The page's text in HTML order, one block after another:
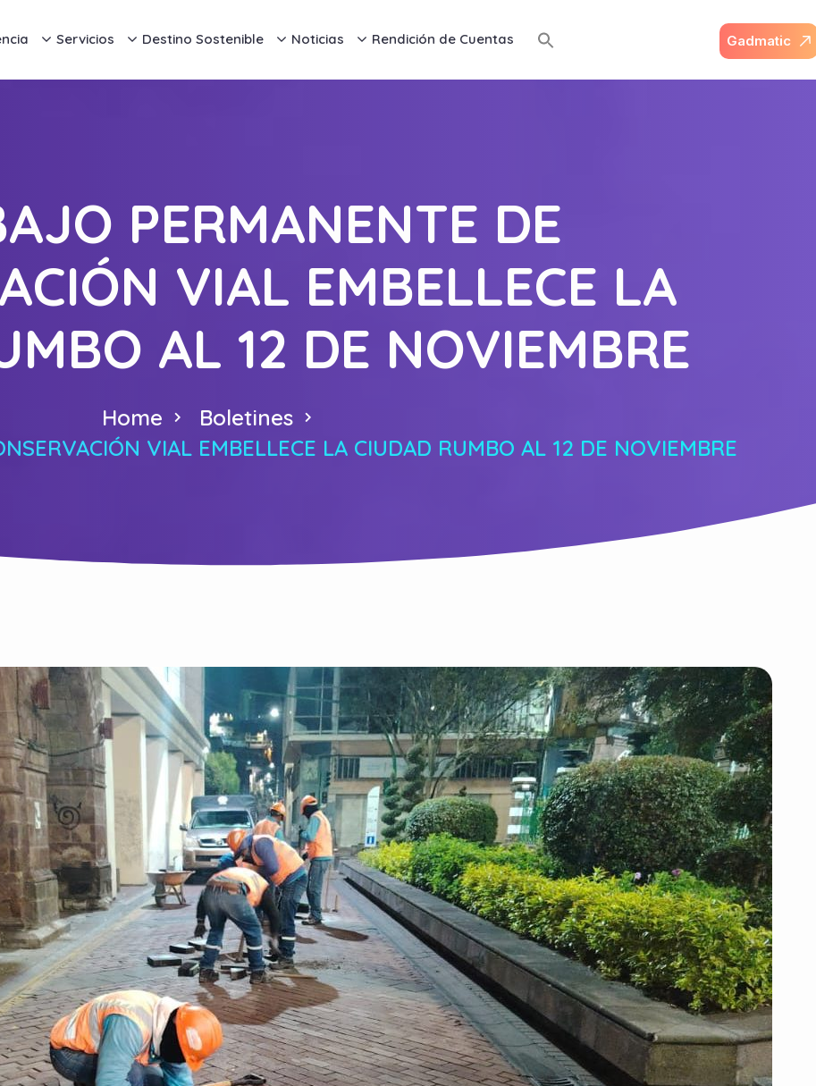
Servicios Destino Sostenible Noticias Rendición de Cuentas Gadmatic
PERMANENTE DE
VIAL EMBELLECE LA
AL 12 DE NOVIEMBRE
Home
Boletines
VIAL EMBELLECE LA CIUDAD RUMBO AL 12 DE NOVIEMBRE